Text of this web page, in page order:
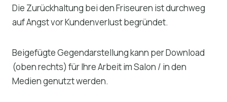
Die Zurückhaltung bei den Friseuren ist durchweg
auf Angst vor Kundenverlust begründet.
Beigefügte Gegendarstellung kann per Download
(oben rechts) für Ihre Arbeit im Salon / in den
Medien genutzt werden.